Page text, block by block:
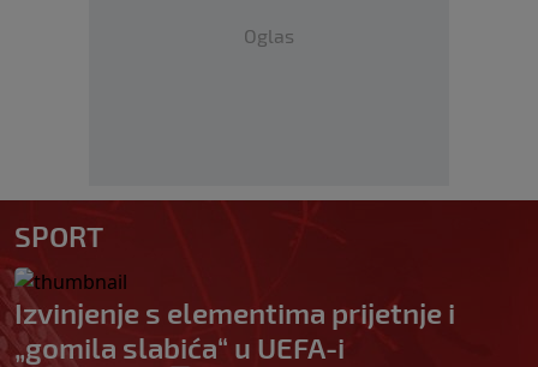
Oglas
SPORT
Izvinjenje s elementima prijetnje i
„gomila slabića“ u UEFA-i